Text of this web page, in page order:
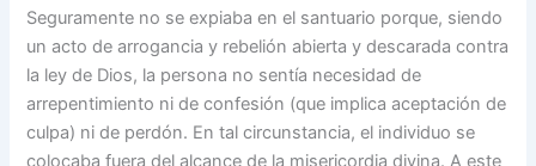
Seguramente no se expiaba en el santuario porque, siendo
un acto de arrogancia y rebelión abierta y descarada contra
la ley de Dios, la persona no sentía necesidad de
arrepentimiento ni de confesión (que implica aceptación de
culpa) ni de perdón. En tal circunstancia, el individuo se
colocaba fuera del alcance de la misericordia divina. A este